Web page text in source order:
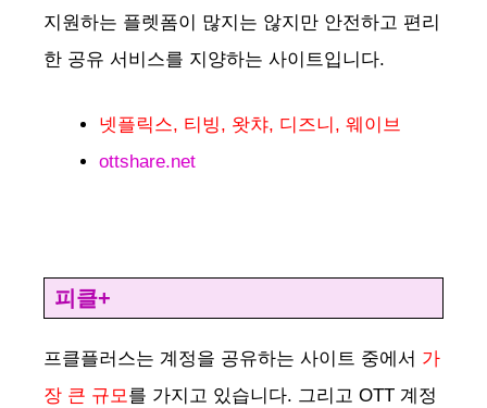
e
o
지원하는 플렛폼이 많지는 않지만 안전하고 편리
한 공유 서비스를 지양하는 사이트입니다.
넷플릭스, 티빙, 왓챠, 디즈니, 웨이브
ottshare.net
피클+
프클플러스는 계정을 공유하는 사이트 중에서 가
장 큰 규모를 가지고 있습니다. 그리고 OTT 계정